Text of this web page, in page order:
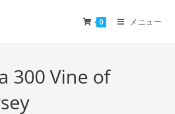
0 メニュー
300 Vine of